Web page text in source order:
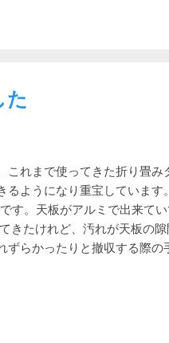
あります。境界は曖昧で番
ト 常設テントサイトは、オド
のは数年ぶりでしたが、トイ
から車で数分のところにセ
ます。 会津若松まで足を伸
ーメンも一つです。 温泉 休
しキャンプ客は利用時間が短
た
れまで使ってきた折り畳み
ようになり重宝しています
す。天板がアルミで出来て
きたけれど、汚れが天板の
らかったりと撤収する際の
き火テーブル。 もう10年以